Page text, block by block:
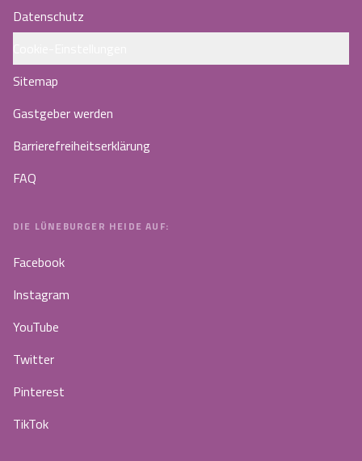
Datenschutz
Sitemap
Gastgeber werden
Barrierefreiheitserklärung
FAQ
DIE LÜNEBURGER HEIDE AUF:
Facebook
Instagram
YouTube
Twitter
Pinterest
TikTok